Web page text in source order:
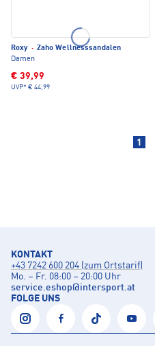
Roxy · Zaho Wellnesssandalen
Damen
€ 39,99
UVP* € 44,99
1
KONTAKT
+43 7242 600 204 (zum Ortstarif)
Mo. – Fr. 08:00 – 20:00 Uhr
service.eshop@intersport.at
FOLGE UNS